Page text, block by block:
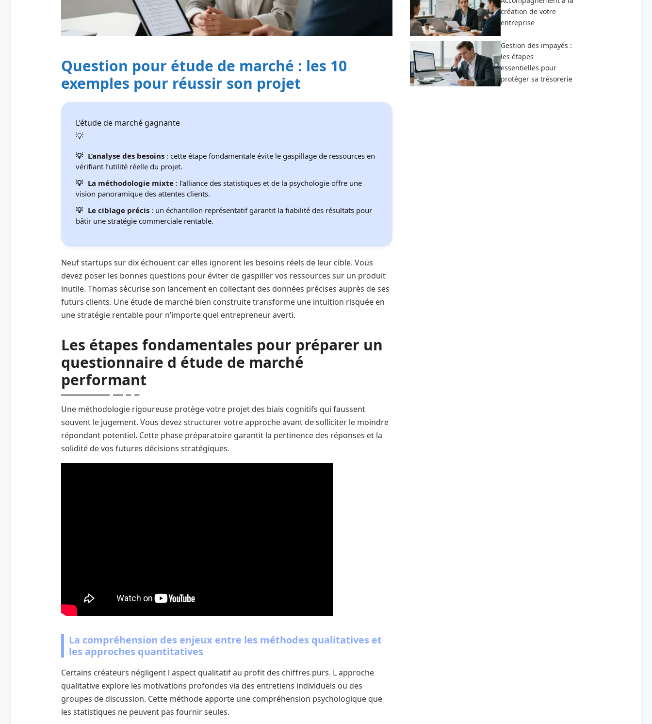
Question pour étude de marché : les 10
exemples pour réussir son projet
L’étude de marché gagnante
L’analyse des besoins : cette étape fondamentale évite le gaspillage de ressources en
vérifiant l’utilité réelle du projet.
La méthodologie mixte : l’alliance des statistiques et de la psychologie offre une
vision panoramique des attentes clients.
Le ciblage précis : un échantillon représentatif garantit la fiabilité des résultats pour
bâtir une stratégie commerciale rentable.
Neuf startups sur dix échouent car elles ignorent les besoins réels de leur cible. Vous
devez poser les bonnes questions pour éviter de gaspiller vos ressources sur un produit
inutile. Thomas sécurise son lancement en collectant des données précises auprès de ses
futurs clients. Une étude de marché bien construite transforme une intuition risquée en
une stratégie rentable pour n’importe quel entrepreneur averti.
Les étapes fondamentales pour préparer un
questionnaire d étude de marché
performant
Une méthodologie rigoureuse protège votre projet des biais cognitifs qui faussent
souvent le jugement. Vous devez structurer votre approche avant de solliciter le moindre
répondant potentiel. Cette phase préparatoire garantit la pertinence des réponses et la
solidité de vos futures décisions stratégiques.
La compréhension des enjeux entre les méthodes qualitatives et
les approches quantitatives
Certains créateurs négligent l aspect qualitatif au profit des chiffres purs. L approche
qualitative explore les motivations profondes via des entretiens individuels ou des
groupes de discussion. Cette méthode apporte une compréhension psychologique que
les statistiques ne peuvent pas fournir seules.
création de votre
entreprise
Gestion des impayés :
les étapes
essentielles pour
protéger sa trésorerie